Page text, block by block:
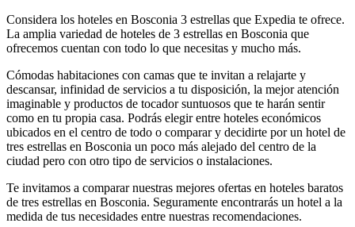
Considera los hoteles en Bosconia 3 estrellas que Expedia te ofrece.
La amplia variedad de hoteles de 3 estrellas en Bosconia que
ofrecemos cuentan con todo lo que necesitas y mucho más.
Cómodas habitaciones con camas que te invitan a relajarte y
descansar, infinidad de servicios a tu disposición, la mejor atención
imaginable y productos de tocador suntuosos que te harán sentir
como en tu propia casa. Podrás elegir entre hoteles económicos
ubicados en el centro de todo o comparar y decidirte por un hotel de
tres estrellas en Bosconia un poco más alejado del centro de la
ciudad pero con otro tipo de servicios o instalaciones.
Te invitamos a comparar nuestras mejores ofertas en hoteles baratos
de tres estrellas en Bosconia. Seguramente encontrarás un hotel a la
medida de tus necesidades entre nuestras recomendaciones.